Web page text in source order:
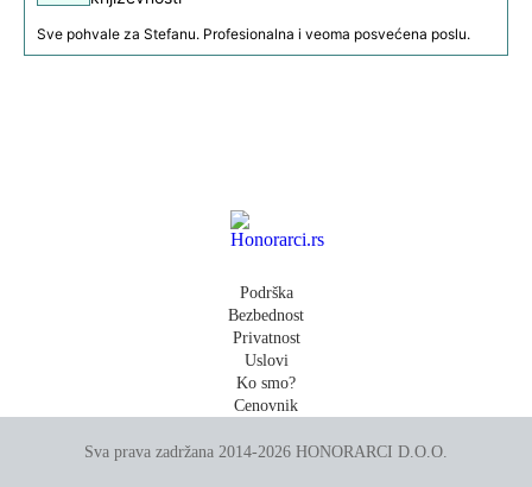
Sve pohvale za Stefanu. Profesionalna i veoma posvećena poslu.
Podrška
Bezbednost
Privatnost
Uslovi
Ko smo?
Cenovnik
Sva prava zadržana 2014-2026 HONORARCI D.O.O.